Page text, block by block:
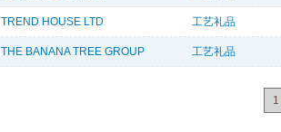
TREND HOUSE LTD 工艺礼品
THE BANANA TREE GROUP 工艺礼品
1